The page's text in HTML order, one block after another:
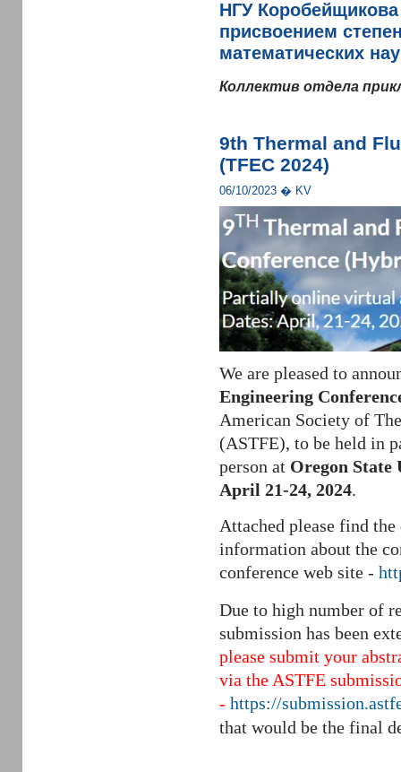
НГУ
присвоением
математических
Коллектив отдела
9th Thermal and
(TFEC 2024)
06/10/2023 � KV
We are pleased to
Engineering
American Society of
(ASTFE), to be held in
person at Oregon State
April 21-24, 2024.
Attached please find
information about the
conference web site -
Due to high number of
submission has been
please submit your
via the ASTFE
- https://
that would be the final